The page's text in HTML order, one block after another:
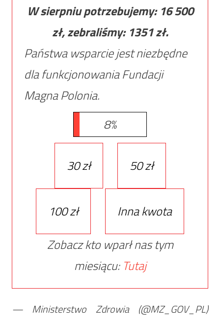
W sierpniu potrzebujemy: 16 500
zł, zebraliśmy: 1351zł.
Państwa wsparcie jest niezbędne
dla funkcjonowania Fundacji
Magna Polonia.
8%
30 zł 50 zł
100 zł
Inna kwota
Zobacz kto wparł nas tym
miesiącu: Tutaj
— Ministerstwo Zdrowia (@MZ_GOV_PL)